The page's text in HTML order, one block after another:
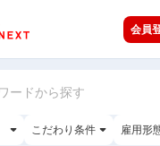
会員
ードから探す
こだわり条件 雇用形